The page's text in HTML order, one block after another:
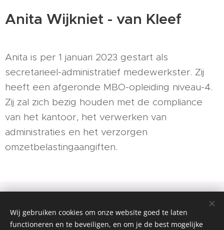
Anita Wijkniet - van Kleef
Anita is per 1 januari 2023 gestart als
secretarieel-administratief medewerkster. Zij
heeft een afgeronde MBO-opleiding niveau-4.
Zij zal zich bezig houden met de compliance
van het kantoor, het verwerken van
administraties en het verzorgen
omzetbelastingaangiften.
Waalbandijk 13 4051 CJ Ochten
Wij gebruiken cookies om onze website goed te laten
functioneren en te beveiligen, en om je de best mogelijke